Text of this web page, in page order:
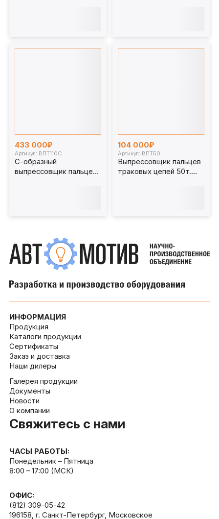
433 000₽
Артикул: ВПТ110С
С-образный
выпрессовщик пальцев
104 000₽
Артикул: ВПТ50
Выпрессовщик пальцев
траковых цепей 50т.
ИНФОРМАЦИЯ
Продукция
Каталоги продукции
Сертификаты
Заказ и доставка
Наши дилеры
Галерея продукции
Документы
Новости
О компании
Свяжитесь с нами
ЧАСЫ РАБОТЫ:
Понедельник – Пятница
8:00 – 17:00 (МСК)
ОФИС:
(812) 309-05-42
196158, г. Санкт-Петербург, Московское